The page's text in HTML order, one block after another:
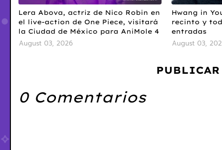
Lera Abova, actriz de Nico Robin en
el live-action de One Piece, visitará
la Ciudad de México para AniMole 4
August 03, 2026
Hwang in
recinto y
entradas
August 03,
0 Comentarios